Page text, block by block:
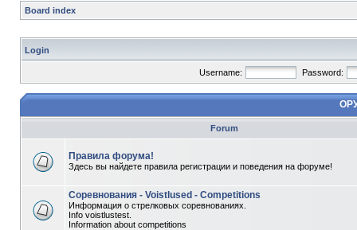
Board index
Login
Username: Password:
Forum
Правила форума!
Здесь вы найдете правила регистрации и поведения на форуме!
Соревнования - Voistlused - Competitions
Информация о стрелковых соревнованиях.
Info voistlustest.
Information about competitions